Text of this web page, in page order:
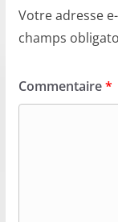
Votre adresse
champs
Commentaire*